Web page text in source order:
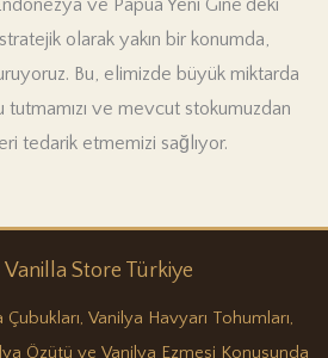
ve Papua Yeni Gine'deki
olarak yakın bir konumda,
Bu, elimizde büyük miktarda
ve mevcut stokumuzdan
tedarik etmemizi sağlıyor.
Store Türkiye
Vanilya Havyarı Tohumları,
Özütü ve Vanilya Ezmesi Konusunda